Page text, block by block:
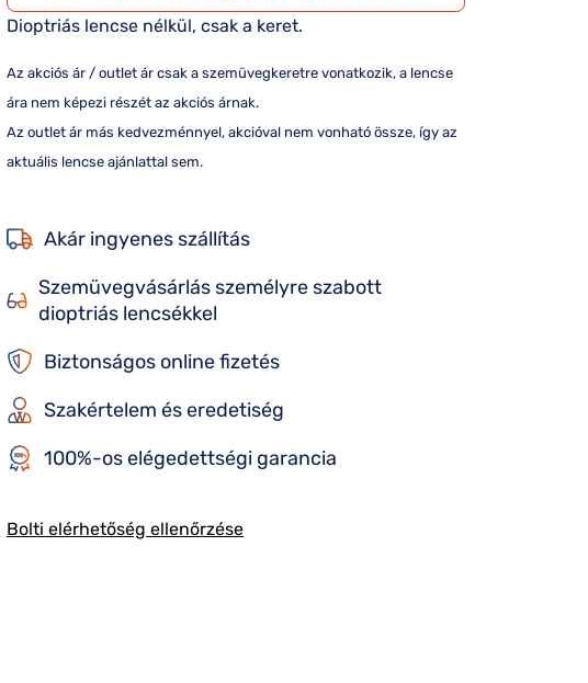
Dioptriás lencse nélkül, csak a keret.
Az akciós ár / outlet ár csak a szemüvegkeretre vonatkozik, a lencse
ára nem képezi részét az akciós árnak.
Az outlet ár más kedvezménnyel, akcióval nem vonható össze, így az
aktuális lencse ajánlattal sem.
Akár ingyenes szállítás
Szemüvegvásárlás személyre szabott
dioptriás lencsékkel
Biztonságos online fizetés
Szakértelem és eredetiség
100%-os elégedettségi garancia
Bolti elérhetőség ellenőrzése